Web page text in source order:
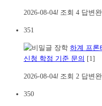
2026-08-04l 조회 4 답변
351
장학 하계 프론
신청 학점 기준 문의 [1]
2026-08-04l 조회 2 답변
350